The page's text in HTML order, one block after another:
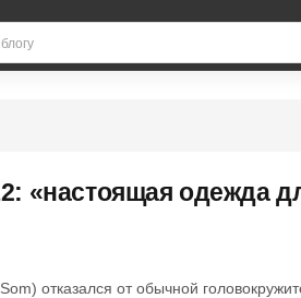
«настоящая одежда
отказался от обычной